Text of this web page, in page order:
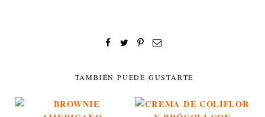
TAMBIÉN PUEDE GUSTARTE